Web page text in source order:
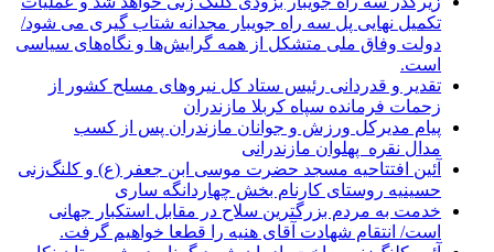
تکمیل نهایی پل سه راه جویبار مجدانه شتاب گیری می شود/
دولت وفاق ملی متشکل از همه گرایش‌ها و نگاه‌های سیاسی
است.
تقدیر و قدردانی رئیس ستاد کل نیرو‌های مسلح کشور از
زحمات فرمانده سپاه کربلا مازندران
پیام مدیرکل ورزش و جوانان مازندران پس از کسب
مدال نقره پهلوان مازندرانی
آئین افتتاحیه مسجد حضرت موسی ابن جعفر (ع) و کلنگ‌زنی
حسینیه روستای کارنام بخش چهاردانگه ساری
خدمت به مردم بزرگترین سلاح در مقابل استکبار جهانی
است/ انتقام شهادت آقای هنیه را قطعا خواهیم گرفت.